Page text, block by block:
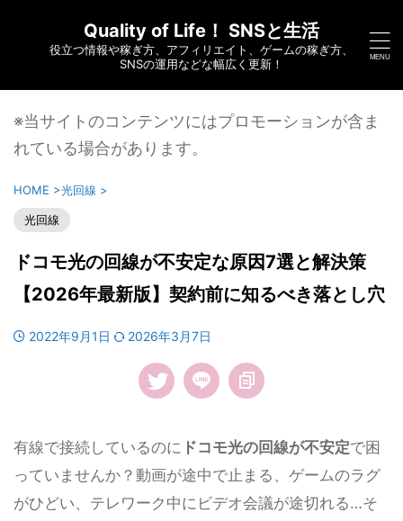
Quality of Life！ SNSと生活
役立つ情報や稼ぎ方、アフィリエイト、ゲームの稼ぎ方、
SNSの運用などな幅広く更新！
※当サイトのコンテンツにはプロモーションが含ま
れている場合があります。
HOME >光回線 >
光回線
ドコモ光の回線が不安定な原因7選と解決策
【2026年最新版】契約前に知るべき落とし穴
2022年9月1日 2026年3月7日
有線で接続しているのに ドコモ光の回線が不安定で困
っていませんか？動画が途中で止まる、ゲームのラグ
がひどい、テレワーク中にビデオ会議が途切れる…そ